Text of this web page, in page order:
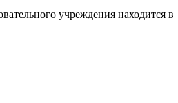
учреждения находится в